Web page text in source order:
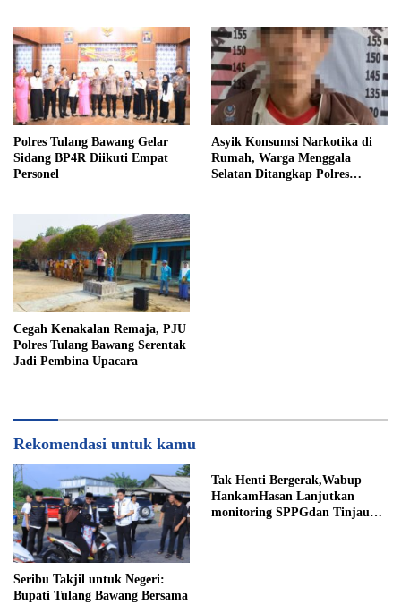
Polres Tulang Bawang Gelar
Sidang BP4R Diikuti Empat
Personel
Asyik Konsumsi Narkotika di
Rumah, Warga Menggala
Selatan Ditangkap Polres
Cegah Kenakalan Remaja, PJU
Polres Tulang Bawang Serentak
Jadi Pembina Upacara
Rekomendasi untuk kamu
Seribu Takjil untuk Negeri:
Bupati Tulang Bawang Bersama
Tak Henti Bergerak,Wabup
HankamHasan Lanjutkan
monitoring SPPGdan Tinjau